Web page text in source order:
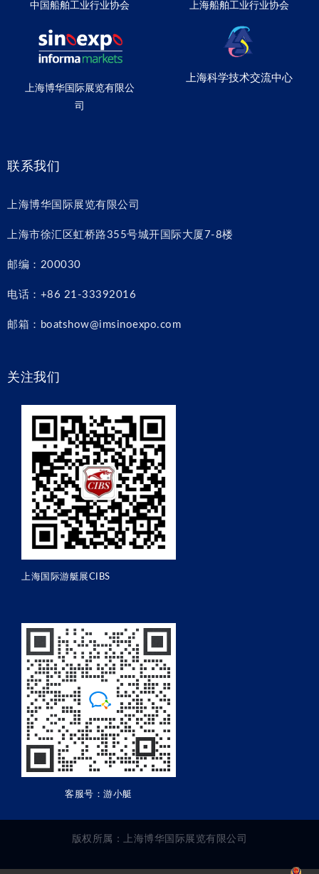
中国船舶工业行业协会
上海博华国际展览有限公
司
上海船舶工业行业协会
上海科学技术交流中心
联系我们
上海博华国际展览有限公司
上海市徐汇区虹桥路355号城开国际大厦7-8楼
邮编：200030
电话：+86 21-33392016
邮箱：boatshow@imsinoexpo.com
关注我们
上海国际游艇展CIBS
客服号：游小艇
版权所属：上海博华国际展览有限公司